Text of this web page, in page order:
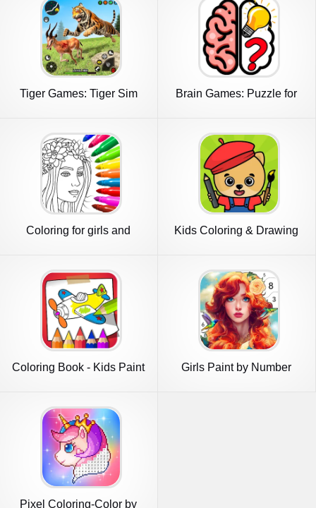
Tiger Games: Tiger Sim
Brain Games: Puzzle for
Coloring for girls and
Kids Coloring & Drawing
Coloring Book - Kids Paint
Girls Paint by Number
Pixel Coloring-Color by